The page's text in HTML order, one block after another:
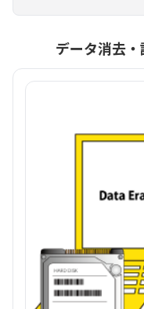
データ消去